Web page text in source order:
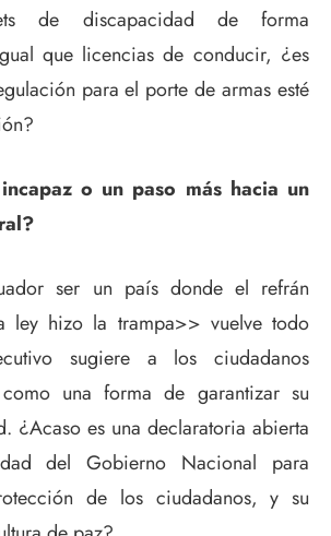
de discapacidad de forma
que licencias de conducir, ¿es
para el porte de armas esté
o un paso más hacia un
ser un país donde el refrán
ley hizo la trampa>> vuelve todo
sugiere a los ciudadanos
una forma de garantizar su
¿Acaso es una declaratoria abierta
del Gobierno Nacional para
de los ciudadanos, y su